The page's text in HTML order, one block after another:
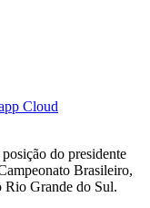
Cloud
do presidente
Brasileiro,
Rio Grande do Sul.